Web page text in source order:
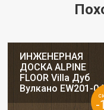
ИНЖЕНЕРНАЯ
ДОСКА ALPINE
FLOOR Villa Дуб
Вулкано EW201-04
-